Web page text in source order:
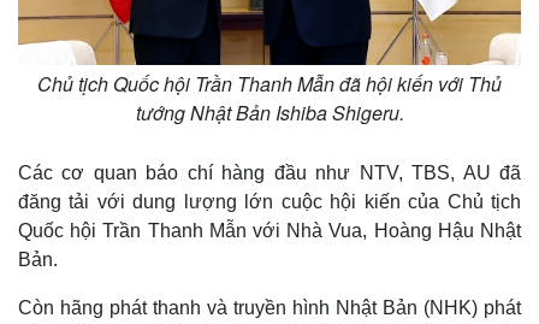
Lịch thi đấu bóng đá
Thế giới thể thao
eSports
Hậu trường
Xe máy
Tư vấn
Chủ tịch Quốc hội Trần Thanh Mẫn đã hội kiến với Thủ
tướng Nhật Bản Ishiba Shigeru.
Các cơ quan báo chí hàng đầu như NTV, TBS, AU đã
đăng tải với dung lượng lớn cuộc hội kiến của Chủ tịch
Quốc hội Trần Thanh Mẫn với Nhà Vua, Hoàng Hậu Nhật
Bản.
Còn hãng phát thanh và truyền hình Nhật Bản (NHK) phát